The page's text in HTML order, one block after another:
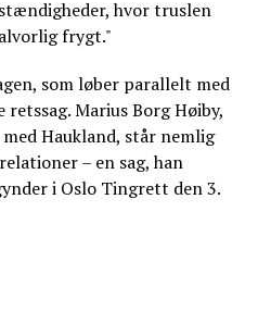
hvor truslen
frygt."
som løber parallelt med
Marius Borg Høiby,
Haukland, står nemlig
– en sag, han
i Oslo Tingrett den 3.